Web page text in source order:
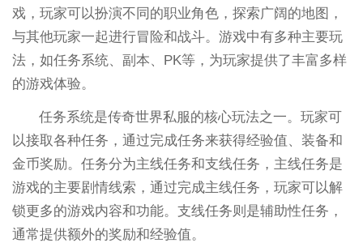
戏，玩家可以扮演不同的职业角色，探索广阔的地图，
与其他玩家一起进行冒险和战斗。游戏中有多种主要玩
法，如任务系统、副本、PK等，为玩家提供了丰富多样
的游戏体验。
任务系统是传奇世界私服的核心玩法之一。玩家可
以接取各种任务，通过完成任务来获得经验值、装备和
金币奖励。任务分为主线任务和支线任务，主线任务是
游戏的主要剧情线索，通过完成主线任务，玩家可以解
锁更多的游戏内容和功能。支线任务则是辅助性任务，
通常提供额外的奖励和经验值。